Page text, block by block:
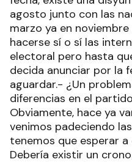
agosto junto con las
marzo ya en
hacerse sí o sí las
electoral pero hasta
decida anunciar por la
aguardar.- ¿Un
diferencias en el
Obviamente, hace ya
venimos padeciendo
tenemos que esperar a
Debería existir un